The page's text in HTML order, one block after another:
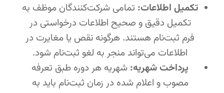
تکمیل اطلاعات: تمامی شرکت‌کنندگان موظف به
تکمیل دقیق و صحیح اطلاعات درخواستی در
فرم ثبت‌نام هستند. هرگونه نقص یا مغایرت در
اطلاعات می‌تواند منجر به لغو ثبت‌نام شود.
پرداخت شهریه: شهریه هر دوره طبق تعرفه
مصوب و اعلام شده در زمان ثبت‌نام باید به